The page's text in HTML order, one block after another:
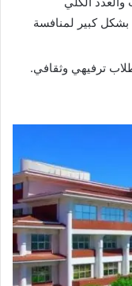
مؤهل بشكل كبير لمنافسة